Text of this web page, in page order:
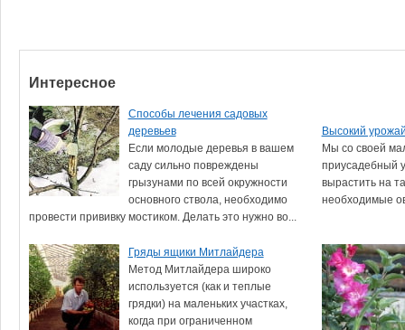
Интересное
Способы лечения садовых
деревьев
Если молодые деревья в вашем
саду сильно повреждены
грызунами по всей окружности
основного ствола, необходимо
провести прививку мостиком. Делать это нужно во...
Высокий
Мы со своей
приусадебный
вырастить на
необходимые
Гряды ящики Митлайдера
Метод Митлайдера широко
используется (как и теплые
грядки) на маленьких участках,
когда при ограниченном